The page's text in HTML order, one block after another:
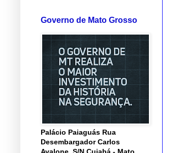
Governo de Mato Grosso
Palácio Paiaguás Rua
Desembargador Carlos
Avalone, S/N Cuiabá - Mato